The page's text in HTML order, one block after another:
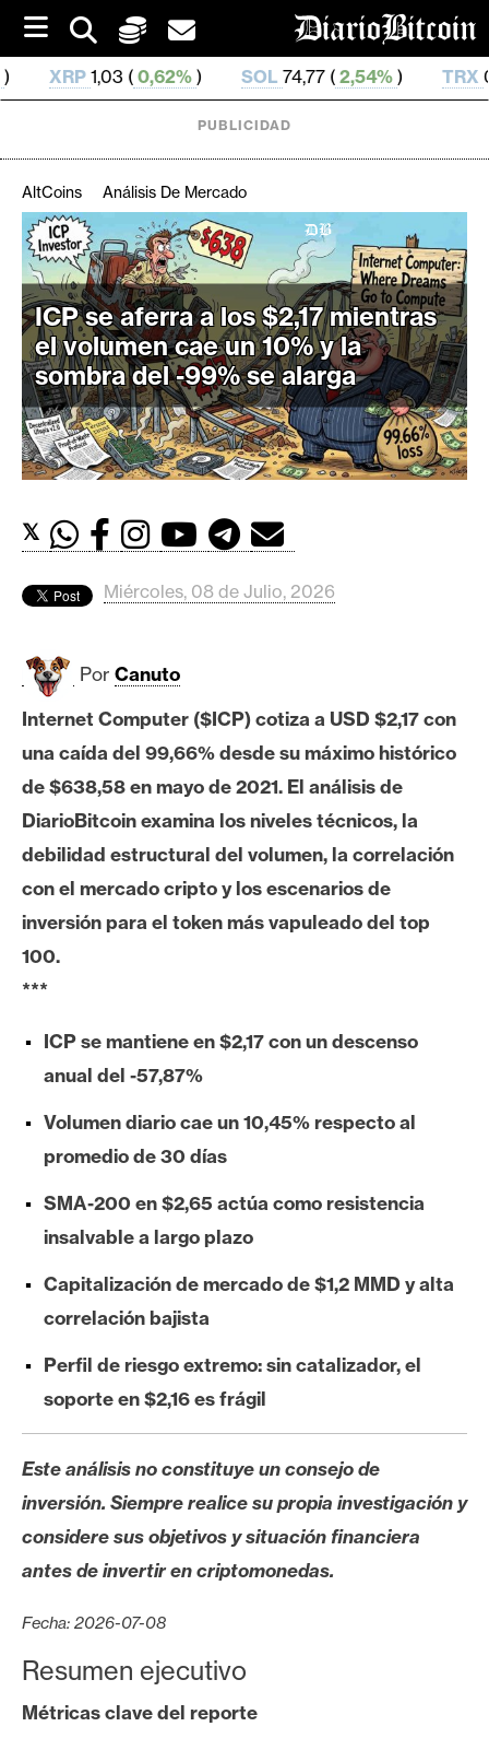
i
p
t
o
SOL 74,77 (2,54%) TRX 0,327 318 ( 0,13%)
C
r
i
p
t
o
M
e
r
d
s
B
t
c
o
i
n
E
e
u
A
A
n
l
i
s
N
o
t
a
s
e
PUBLICIDAD
AltCoins Análisis De Mercado
ICP se aferra a los $2,17 mientras
el volumen cae un 10% y la
sombra del -99% se alarga
𝕏
Miércoles, 08 de Julio, 2026
Por Canuto
Internet Computer ($ICP) cotiza a USD $2,17 con
una caída del 99,66% desde su máximo histórico
de $638,58 en mayo de 2021. El análisis de
DiarioBitcoin examina los niveles técnicos, la
debilidad estructural del volumen, la correlación
con el mercado cripto y los escenarios de
inversión para el token más vapuleado del top
100.
***
ICP se mantiene en $2,17 con un descenso
anual del -57,87%
Volumen diario cae un 10,45% respecto al
promedio de 30 días
SMA-200 en $2,65 actúa como resistencia
insalvable a largo plazo
Capitalización de mercado de $1,2 MMD y alta
correlación bajista
Perfil de riesgo extremo: sin catalizador, el
soporte en $2,16 es frágil
Este análisis no constituye un consejo de
inversión. Siempre realice su propia investigación y
considere sus objetivos y situación financiera
antes de invertir en criptomonedas.
Fecha: 2026-07-08
Resumen ejecutivo
Métricas clave del reporte